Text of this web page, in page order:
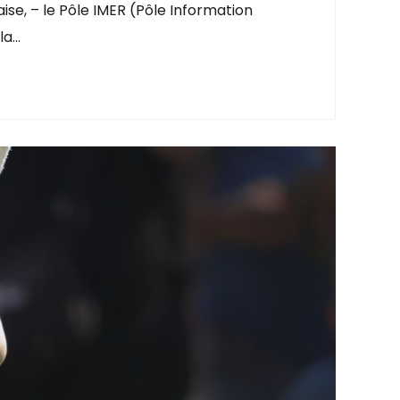
– le Pôle IMER (Pôle Information